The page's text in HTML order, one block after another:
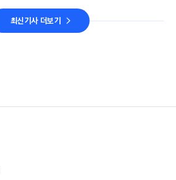
최신기사 더보기